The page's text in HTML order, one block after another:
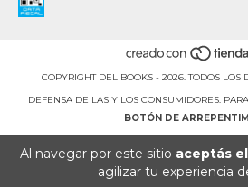
Al navegar por este sitio aceptás
agilizar tu experiencia
COPYRIGHT DELIBOOKS - 2026. TODOS LOS
DEFENSA DE LAS Y LOS CONSUMIDORES.
BOTÓN DE